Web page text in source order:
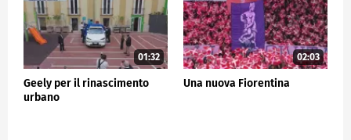
01:32
Geely per il rinascimento
urbano
02:03
Una nuova Fiorentina